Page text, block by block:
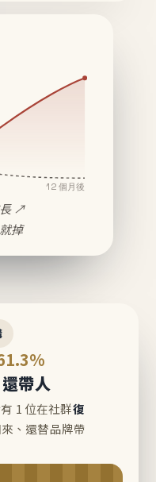
12 個月後
↗
掉
帶人
1 位在社群復
、還替品牌帶